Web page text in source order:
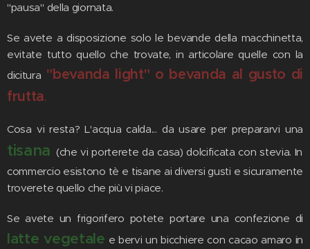
"pausa" della giornata.
Se avete a disposizione solo le bevande della macchinetta,
evitate tutto quello che trovate, in articolare quelle con la
dicitura "bevanda light" o bevanda al gusto di
frutta.
Cosa vi resta? L'acqua calda... da usare per prepararvi una
tisana (che vi porterete da casa) dolcificata con stevia. In
commercio esistono tè e tisane ai diversi gusti e sicuramente
troverete quello che più vi piace.
Se avete un frigorifero potete portare una confezione di
latte vegetale e bervi un bicchiere con cacao amaro in